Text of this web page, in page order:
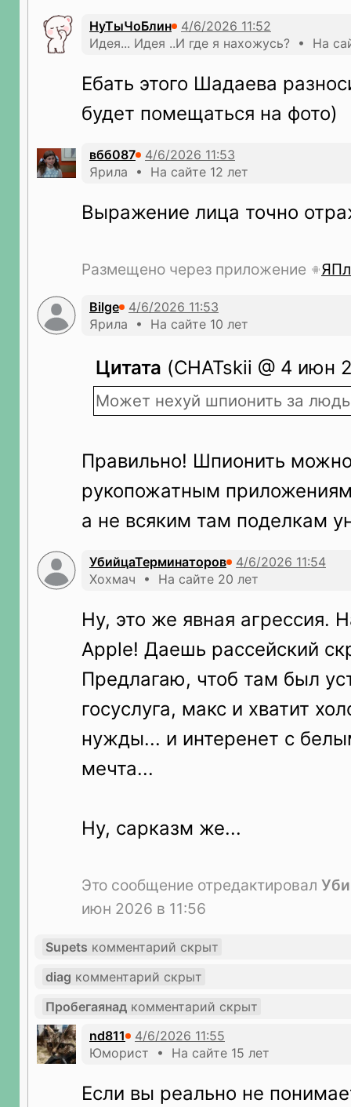
НуТыЧоБлин
Идея... Идея ..И где я нахожусь? • На
Ебать этого Шадаева
будет помещаться на фото)
вбб087
Ярила • На сайте 12 лет
Выражение лица точно
Размещено через приложение
Bilge
Ярила • На сайте 10 лет
Цитата (CHATskii @ 4 июн
Может нехуй шпионить за
Правильно! Шпионить
рукопожатным
а не всяким там поделкам
УбийцаТерминаторов
Хохмач • На сайте 20 лет
Ну, это же явная агрессия.
Apple! Даешь рассейский
Предлагаю, чтоб там был
госуслуга, макс и хватит
нужды... и интеренет с
мечта...
Ну, сарказм же...
Это сообщение отредактировал
июн 2026 в 11:56
Supets комментарий скрыт
diag комментарий скрыт
Пробегаянад комментарий скрыт
nd811
Юморист • На сайте 15 лет
Если вы реально не